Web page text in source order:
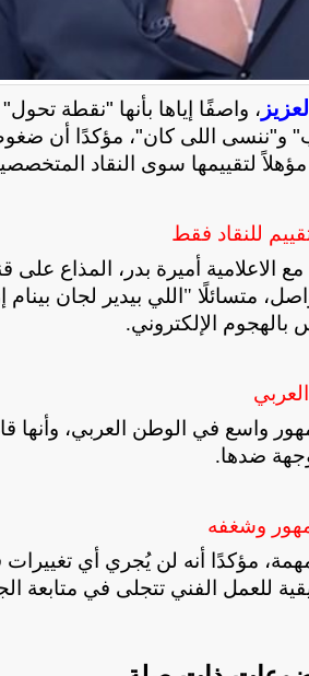
، واصفًا إياها بأنها "نقطة
و"ننسى اللى كان"، مؤكدًا أن
لتقييمها سوى النقاد
للنقاد فقط
أميرة بدر، المذاع على
متسائلًا "اللي بيدير لجان
الإلكتروني.
واسع في الوطن العربي، وأنها
ضدها.
وشغفه
مؤكدًا أنه لن يُجري أي تغييرات
للعمل الفني تتجلى في متابعة